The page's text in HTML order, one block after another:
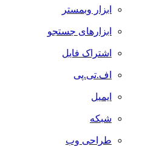
ابزار وبمستر
ابزارهای جستجو
اشتراک فایل
اف.تی.پی
ایمیل
شبکه
طراحی وب